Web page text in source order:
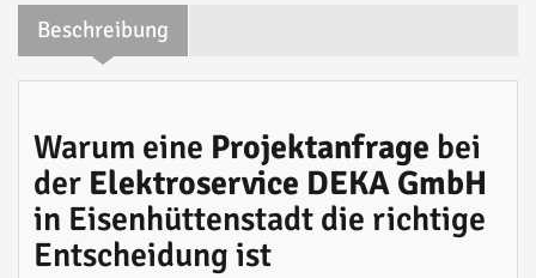
Beschreibung
Warum eine Projektanfrage bei
der Elektroservice DEKA GmbH
in Eisenhüttenstadt die richtige
Entscheidung ist